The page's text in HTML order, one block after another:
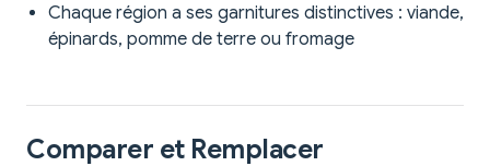
Chaque région a ses garnitures distinctives : viande,
épinards, pomme de terre ou fromage
Comparer et Remplacer